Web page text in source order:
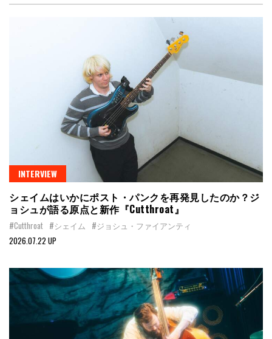
INTERVIEW
シェイムはいかにポスト・パンクを再発見したのか？ジ
ョシュが語る原点と新作『Cutthroat』
#Cutthroat #シェイム
#ジョシュ・ファイアンティ
2026.07.22 UP